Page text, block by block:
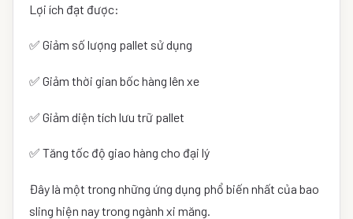
Lợi ích đạt được:
✅ Giảm số lượng pallet sử dụng
✅ Giảm thời gian bốc hàng lên xe
✅ Giảm diện tích lưu trữ pallet
✅ Tăng tốc độ giao hàng cho đại lý
Đây là một trong những ứng dụng phổ biến nhất của bao
sling hiện nay trong ngành xi măng.